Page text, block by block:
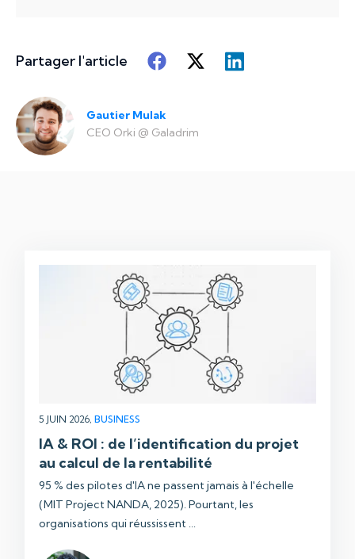
Partager l'article
Gautier Mulak
CEO Orki @ Galadrim
5 JUIN 2026, BUSINESS
IA & ROI : de l’identification du projet
au calcul de la rentabilité
95 % des pilotes d'IA ne passent jamais à l'échelle
(MIT Project NANDA, 2025). Pourtant, les
organisations qui réussissent ...